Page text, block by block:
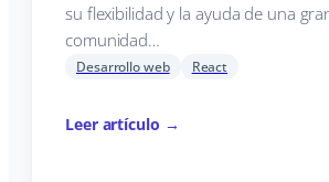
su flexibilidad y la ayuda de una
comunidad…
Desarrollo web React
Leer artículo →